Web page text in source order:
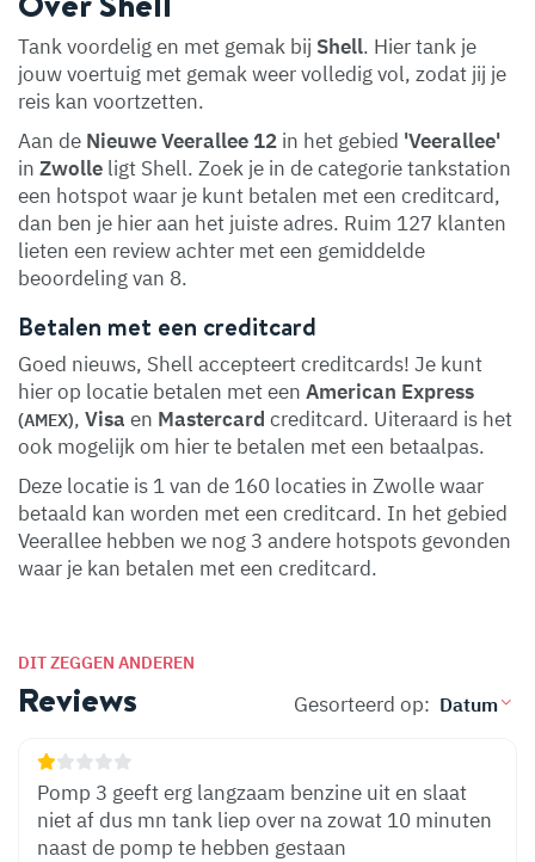
Tank voordelig en met gemak bij Shell. Hier tank je
jouw voertuig met gemak weer volledig vol, zodat jij je
reis kan voortzetten.
Aan de Nieuwe Veerallee 12 in het gebied 'Veerallee'
in Zwolle ligt Shell. Zoek je in de categorie tankstation
een hotspot waar je kunt betalen met een creditcard,
dan ben je hier aan het juiste adres. Ruim 127 klanten
lieten een review achter met een gemiddelde
beoordeling van 8.
Betalen met een creditcard
Goed nieuws, Shell accepteert creditcards! Je kunt
hier op locatie betalen met een American Express
(AMEX), Visa en Mastercard creditcard. Uiteraard is het
ook mogelijk om hier te betalen met een betaalpas.
Deze locatie is 1 van de 160 locaties in Zwolle waar
betaald kan worden met een creditcard. In het gebied
Veerallee hebben we nog 3 andere hotspots gevonden
waar je kan betalen met een creditcard.
DIT ZEGGEN ANDEREN
Reviews Gesorteerd op:
Pomp 3 geeft erg langzaam benzine uit en slaat
niet af dus mn tank liep over na zowat 10 minuten
naast de pomp te hebben gestaan